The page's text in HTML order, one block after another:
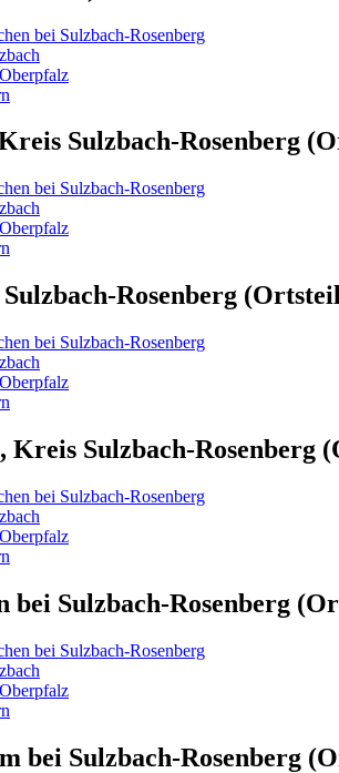
bei Sulzbach-Rosenberg
Sulzbach-Rosenberg
bei Sulzbach-Rosenberg
Rosenberg
bei Sulzbach-Rosenberg
Kreis Sulzbach-Rosenberg
bei Sulzbach-Rosenberg
bei Sulzbach-Rosenberg
bei Sulzbach-Rosenberg
bei Sulzbach-Rosenberg